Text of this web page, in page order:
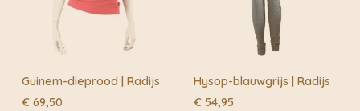
Guinem-dieprood | Radijs
€ 69,50
Hysop-blauwgrijs | Radijs
€ 54,95